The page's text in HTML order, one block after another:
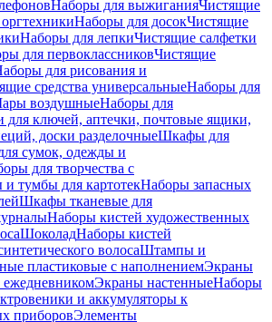
Наборы для выжиганияЧистящие
Наборы для досокЧистящие
Наборы для лепкиЧистящие салфетки
для первоклассниковЧистящие
для рисования и
средства универсальныеНаборы для
воздушныеНаборы для
ключей, аптечки, почтовые ящики,
доски разделочныеШкафы для
сумок, одежды и
для творчества с
тумбы для картотекНаборы запасных
Шкафы тканевые для
Наборы кистей художественных
ШоколадНаборы кистей
волосаШтампы и
пластиковые с наполнениемЭкраны
Экраны настенныеНаборы
и аккумуляторы к
приборовЭлементы